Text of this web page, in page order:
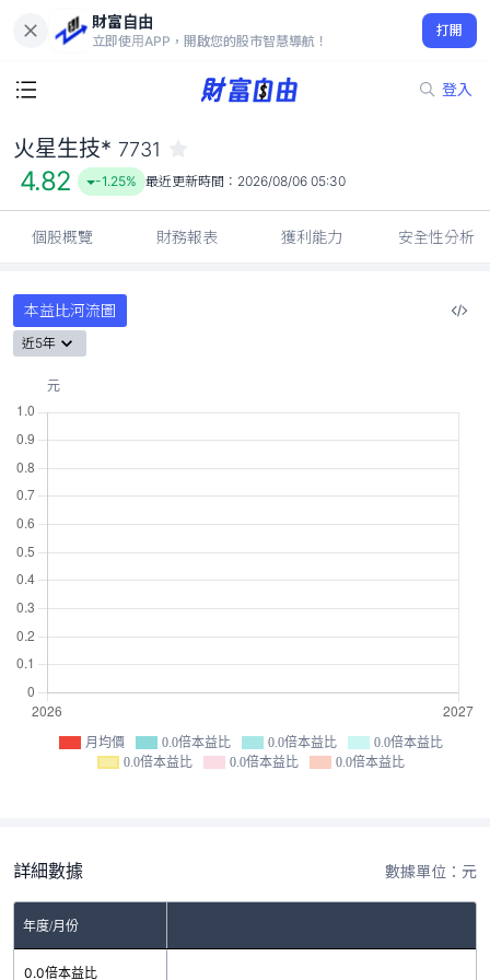
財富自由
立即使用APP，開啟您的股市智慧導航！
打開
登入
4.82
-1.25%
火星生技* 7731
4.82 -1.25% 最近更新時間： 2026/08/06 05:30
個股概覽 財務報表 獲利能力 安全性分析
本益比河流圖
近5年
月均價 0.0倍本益比 0.0倍本益比
0.0倍本益比
0.0倍本益比
0.0倍本益比 0.0倍本益比
詳細數據 數據單位：元
年度/月份
0.0倍本益比